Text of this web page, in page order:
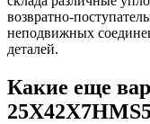
возвратно-
неподвижных
деталей.
Какие еще